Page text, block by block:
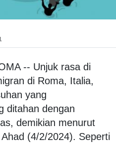
-- Unjuk rasa di
di Roma, Italia,
yang
ditahan dengan
demikian menurut
(4/2/2024). Seperti